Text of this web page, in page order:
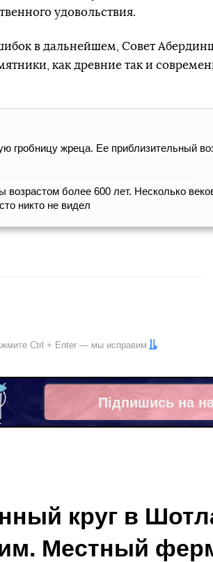
удовольствия.
в дальнейшем, Совет
как древние так и
гробницу жреца. Ее приблизительный
более 600 лет. Несколько
никто не видел
Ctrl + Enter — мы исправим
Підпишись на
Facebook
круг в
Местный